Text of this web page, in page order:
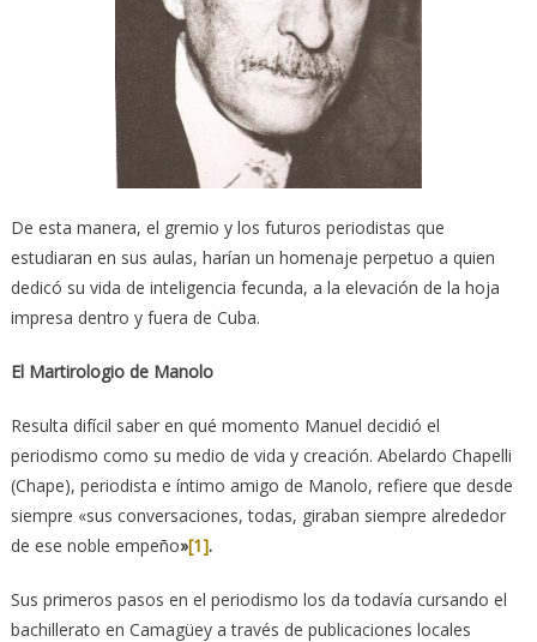
De esta manera, el gremio y los futuros periodistas que
estudiaran en sus aulas, harían un homenaje perpetuo a quien
dedicó su vida de inteligencia fecunda, a la elevación de la hoja
impresa dentro y fuera de Cuba.
El Martirologio de Manolo
Resulta difícil saber en qué momento Manuel decidió el
periodismo como su medio de vida y creación. Abelardo Chapelli
(Chape), periodista e íntimo amigo de Manolo, refiere que desde
siempre «sus conversaciones, todas, giraban siempre alrededor
de ese noble empeño»[1].
Sus primeros pasos en el periodismo los da todavía cursando el
bachillerato en Camagüey a través de publicaciones locales